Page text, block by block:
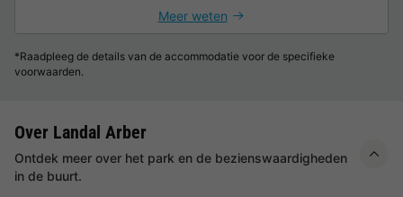
Meer weten
*Raadpleeg de details van de accommodatie voor de specifieke
voorwaarden.
Over Landal Arber
Ontdek meer over het park en de bezienswaardigheden
in de buurt.